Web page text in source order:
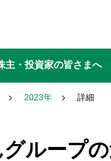
主・投資家の皆さまへ
2023年 詳細
ループ